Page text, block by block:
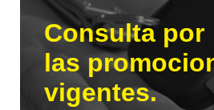
Consulta por
las
vigentes.